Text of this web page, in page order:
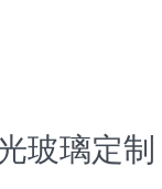
玻璃定制